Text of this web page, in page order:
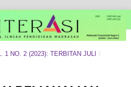
1 NO. 2 (2023): TERBITAN JULI
/